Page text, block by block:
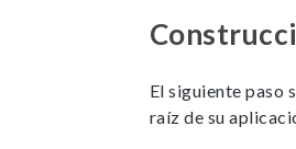
El siguiente paso
raíz de su